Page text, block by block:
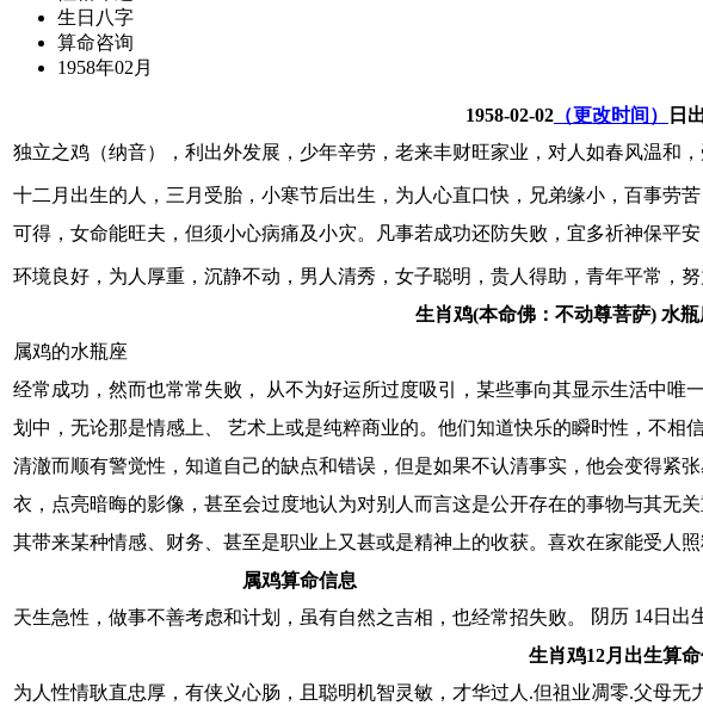
生日八字
算命咨询
1958年02月
1958-02-02 （更改时间） 日
独立之鸡（纳音），利出外发展，少年辛劳，老来丰财旺家业，对人如春风温和，
十二月出生的人，三月受胎，小寒节后出生，为人心直口快，兄弟缘小，百事劳
可得，女命能旺夫，但须小心病痛及小灾。凡事若成功还防失败，宜多祈神保平
环境良好，为人厚重，沉静不动，男人清秀，女子聪明，贵人得助，青年平常，
生肖鸡(本命佛：不动尊菩萨) 水
属鸡的水瓶座
经常成功，然而也常常失败， 从不为好运所过度吸引，某些事向其显示生活中
划中，无论那是情感上、 艺术上或是纯粹商业的。他们知道快乐的瞬时性，不相
清澈而顺有警觉性，知道自己的缺点和错误，但是如果不认清事实，他会变得紧
衣，点亮暗晦的影像，甚至会过度地认为对别人而言这是公开存在的事物与其无
其带来某种情感、财务、甚至是职业上又甚或是精神上的收获。喜欢在家能受人
属鸡算命信息
天生急性，做事不善考虑和计划，虽有自然之吉相，也经常招失败。
阴历 14日出
生肖鸡12月出生算
为人性情耿直忠厚，有侠义心肠，且聪明机智灵敏，才华过人.但祖业凋零.父母